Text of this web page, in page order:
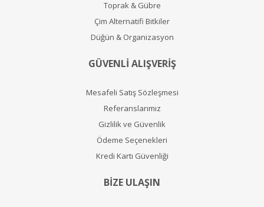
Toprak & Gübre
Çim Alternatifi Bitkiler
Düğün & Organizasyon
GÜVENLİ ALIŞVERİŞ
Mesafeli Satış Sözleşmesi
Referanslarımız
Gizlilik ve Güvenlik
Ödeme Seçenekleri
Kredi Kartı Güvenliği
BİZE ULAŞIN